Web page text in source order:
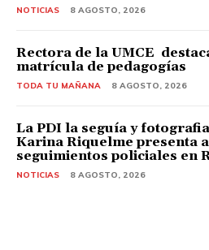
NOTICIAS 8 AGOSTO, 2026
Rectora de la UMCE
matrícula de pedagogías
TODA TU MAÑANA 8 AGOSTO, 2026
La PDI la seguía y
Karina Riquelme presenta
seguimientos policiales en
NOTICIAS 8 AGOSTO, 2026